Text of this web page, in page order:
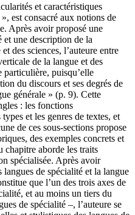
et caractéristiques
est consacré aux notions de
Après avoir proposé une
une description de la
des sciences, l’auteure entre
de la langue et des
particulière, puisqu’elle
du discours et ses degrés de
générale » (p. 9). Cette
: les fonctions
et les genres de textes, et
de ces sous-sections propose
des exemples concrets et
chapitre aborde les traits
spécialisée. Après avoir
de spécialité et la langue
que l’un des trois axes de
et au moins un tiers du
de spécialité –, l’auteure se